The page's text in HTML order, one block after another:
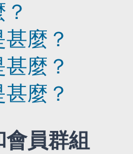
麼？
麼？
麼？
員群組